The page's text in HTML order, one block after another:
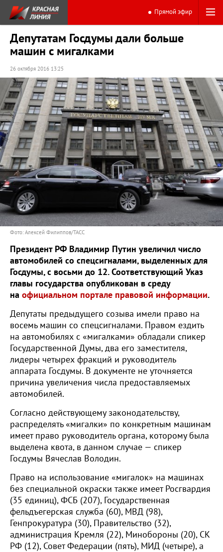
Прямой эфир
Депутатам Госдумы дали больше
машин с мигалками
26 октября 2016 13:25
Фото: Алексей Филиппов/ТАСС
Президент РФ Владимир Путин увеличил число
автомобилей со спецсигналами, выделенных для
Госдумы, с восьми до 12. Соответствующий Указ
главы государства опубликован в среду
на официальном портале правовой информации.
Депутаты предыдущего созыва имели право на
восемь машин со спецсигналами. Правом ездить
на автомобилях с «мигалками» обладали спикер
Государственной Думы, два его заместителя,
лидеры четырех фракций и руководитель
аппарата Госдумы. В документе не уточняется
причина увеличения числа предоставляемых
автомобилей.
Согласно действующему законодательству,
распределять «мигалки» по конкретным машинам
имеет право руководитель органа, которому была
выделена квота, в данном случае — спикер
Госдумы Вячеслав Володин.
Право на использование «мигалок» на машинах
без специальной окраски также имеет Росгвардия
(35 единиц), ФСБ (207), Государственная
фельдъегерская служба (60), МВД (98),
Генпрокуратура (30), Правительство (32),
администрация Кремля (22), Минобороны (20), СК
РФ (12), Совет Федерации (пять), МИД (четыре), а